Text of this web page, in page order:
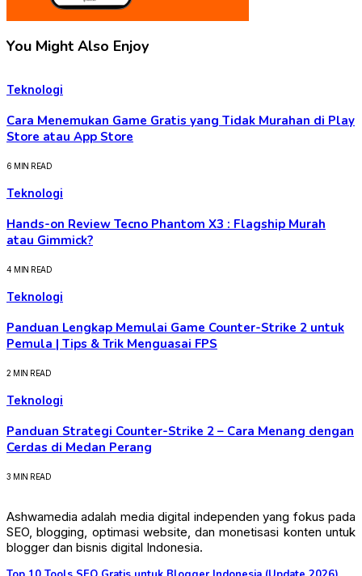
You Might Also Enjoy
Teknologi
Cara Menemukan Game Gratis yang Tidak Murahan di Play
Store atau App Store
6 MIN READ
Teknologi
Hands-on Review Tecno Phantom X3 : Flagship Murah
atau Gimmick?
4 MIN READ
Teknologi
Panduan Lengkap Memulai Game Counter-Strike 2 untuk
Pemula | Tips & Trik Menguasai FPS
2 MIN READ
Teknologi
Panduan Strategi Counter-Strike 2 – Cara Menang dengan
Cerdas di Medan Perang
3 MIN READ
Ashwamedia adalah media digital independen yang fokus pada
SEO, blogging, optimasi website, dan monetisasi konten untuk
blogger dan bisnis digital Indonesia.